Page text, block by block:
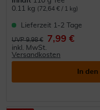
0.11 kg (72,64 € / 1 kg)
Lieferzeit 1-2 Tage
UVP 9,98 € 7,99 €
inkl. MwSt.
Versandkosten
In den